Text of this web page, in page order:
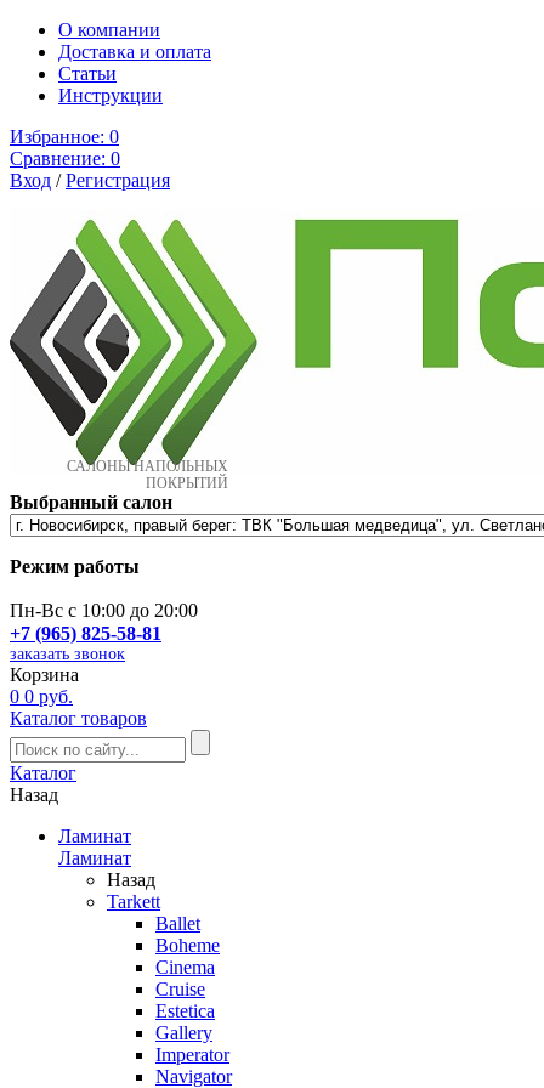
О компании
Доставка и оплата
Cтатьи
Инструкции
Избранное: 0
Сравнение: 0
Вход /Регистрация
САЛОНЫ НАПОЛЬНЫХ
ПОКРЫТИЙ
Выбранный салон
Режим работы
Пн-Вс с 10:00 до 20:00
+7 (965) 825-58-81
заказать звонок
Корзина
0 0 руб.
Каталог товаров
Каталог
Назад
Ламинат
Ламинат
Назад
Tarkett
Ballet
Boheme
Cinema
Cruise
Estetica
Gallery
Imperator
Navigator